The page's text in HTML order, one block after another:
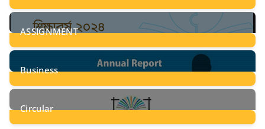
28Posts
ASSIGNMENT
24Posts
Business
8Posts
Circular